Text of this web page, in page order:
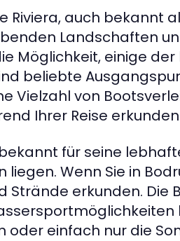
Riviera, auch bekannt
Landschaften
Möglichkeit, einige
beliebte
Vielzahl von
Ihrer Reise
für seine
liegen. Wenn Sie in
Strände erkunden. Die
oder einfach nur die